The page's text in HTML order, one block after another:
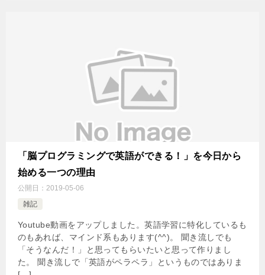
「脳プログラミングで英語ができる！」を今日から
始める一つの理由
公開日： 2019-05-06
雑記
Youtube動画をアップしました。英語学習に特化しているも
のもあれば、マインド系もあります(^^)。 聞き流しでも
「そうなんだ！」と思ってもらいたいと思って作りまし
た。 聞き流しで「英語がペラペラ」というものではありま